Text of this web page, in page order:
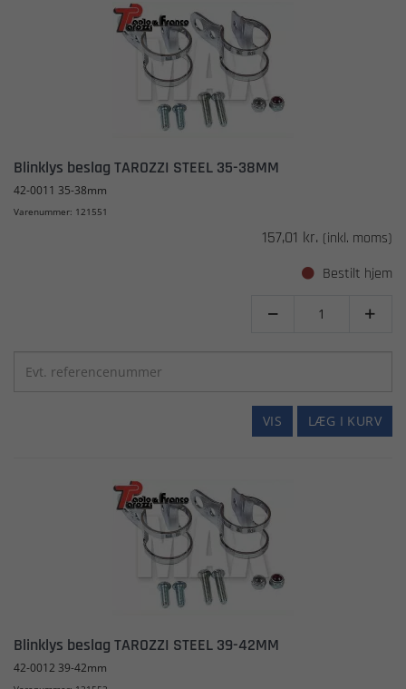
Blinklys beslag TAROZZI STEEL 35-38MM
42-0011 35-38mm
Varenummer: 121551
157,01 kr. (inkl. moms)
Bestilt hjem
 
LÆG I KURV
VIS
Blinklys beslag TAROZZI STEEL 39-42MM
42-0012 39-42mm